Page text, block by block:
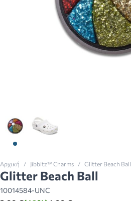
View larger image
Αρχική / Jibbitz™ Charms / Glitter Beach Ball
Glitter Beach Ball
10014584-UNC